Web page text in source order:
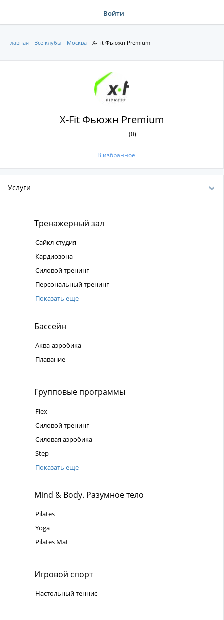
Войти
Главная Все клубы Москва X-Fit Фьюжн Premium
X-Fit Фьюжн Premium
(0)
В избранное
Услуги
Тренажерный зал
Сайкл-студия
Кардиозона
Силовой тренинг
Персональный тренинг
Показать еще
Бассейн
Аква-аэробика
Плавание
Групповые программы
Flex
Силовой тренинг
Силовая аэробика
Step
Показать еще
Mind & Body. Разумное тело
Pilates
Yoga
Pilates Mat
Игровой спорт
Настольный теннис